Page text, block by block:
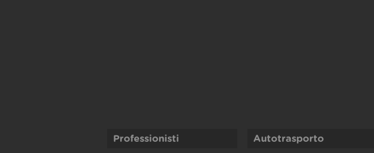
Professionisti Autotrasporto